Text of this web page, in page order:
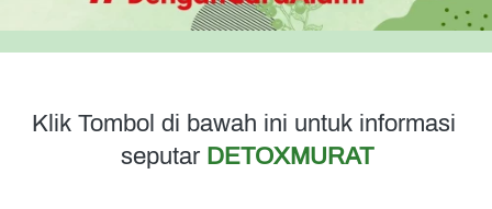
Klik Tombol di bawah ini untuk informasi
seputar DETOXMURAT